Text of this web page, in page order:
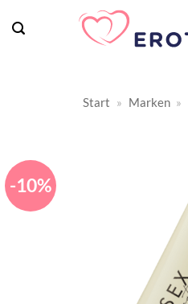
Inhalt
Start » Marken »
-10%